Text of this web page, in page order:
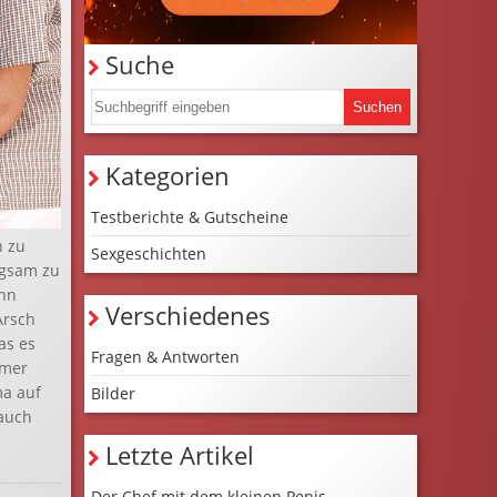
zu
zu
es
auf
Suche
Kategorien
Testberichte & Gutscheine
Sexgeschichten
Verschiedenes
Fragen & Antworten
Bilder
Letzte Artikel